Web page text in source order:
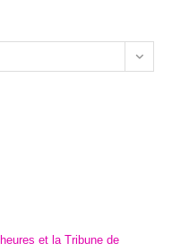
et la Tribune de